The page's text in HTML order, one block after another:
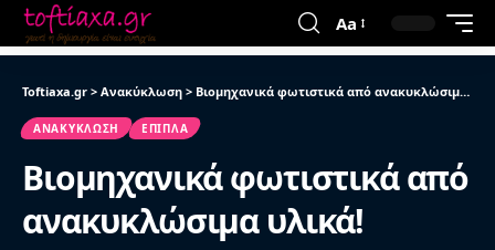
Aa
Toftiaxa.gr > Ανακύκλωση > Βιομηχανικά φωτιστικά από ανακυκλώσιμα υλικά!
ΑΝΑΚΎΚΛΩΣΗ ΈΠΙΠΛΑ
Βιομηχανικά φωτιστικά από
ανακυκλώσιμα υλικά!